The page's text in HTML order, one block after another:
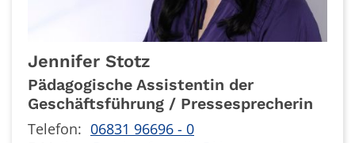
Jennifer Stotz
Pädagogische Assistentin der
Geschäftsführung / Pressesprecherin
Telefon: 06831 96696 - 0